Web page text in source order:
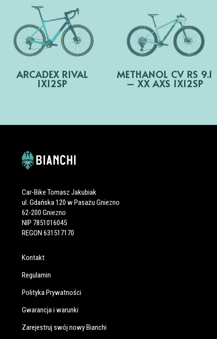
ARCADEX RIVAL
1X12SP
METHANOL CV RS 9.1
– XX AXS 1X12SP
Car-Bike Tomasz Jakubiak
ul. Gdańska 120 w Pasażu Gniezno
62-200 Gniezno
NIP 7851016045
REGON 631517170
Kontakt
Regulamin
Polityka Prywatności
Gwarancja i warunki
Zarejestruj swój nowy Bianchi